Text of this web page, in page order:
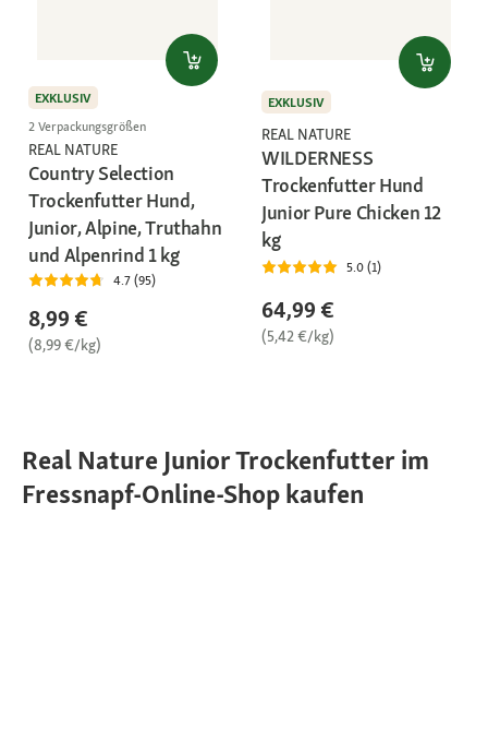
EXKLUSIV
2 Verpackungsgrößen
REAL NATURE
Country Selection
Trockenfutter Hund,
Junior, Alpine, Truthahn
und Alpenrind 1 kg
4.7 (95)
8,99 €
(8,99 €/kg)
EXKLUSIV
REAL NATURE
WILDERNESS
Trockenfutter Hund
Junior Pure Chicken 12
kg
5.0 (1)
64,99 €
(5,42 €/kg)
Real Nature Junior Trockenfutter im
Fressnapf-Online-Shop kaufen